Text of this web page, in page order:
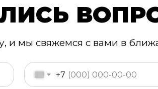
+7
и мы свяжемся с вами в